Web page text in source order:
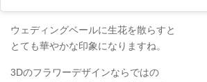
ウェディングベールに生花を散らすと
とても華やかな印象になりますね。
3Dのフラワーデザインならではの